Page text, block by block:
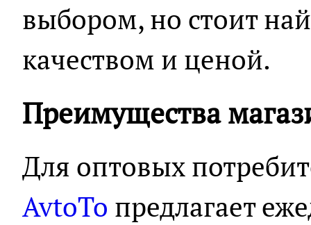
выбором, но стоит
качеством и ценой.
Преимущества
Для оптовых
AvtoTo предлагает